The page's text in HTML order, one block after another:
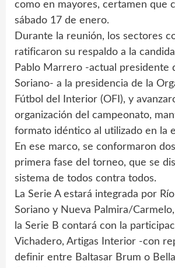
como en mayores, certamen que
sábado 17 de enero.
Durante la reunión, los sectores
ratificaron su respaldo a la
Pablo Marrero -actual presidente
Soriano- a la presidencia de la
Fútbol del Interior (OFI), y
organización del campeonato,
formato idéntico al utilizado en la
En ese marco, se conformaron
primera fase del torneo, que se
sistema de todos contra todos.
La Serie A estará integrada por
Soriano y Nueva Palmira/
la Serie B contará con la
Vichadero, Artigas Interior -con
definir entre Baltasar Brum o